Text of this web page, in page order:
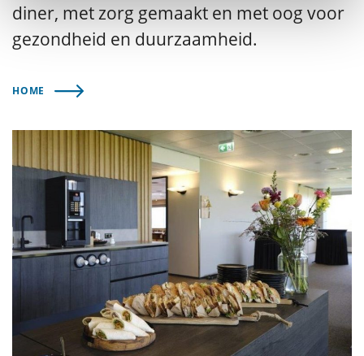
diner, met zorg gemaakt en met oog voor
gezondheid en duurzaamheid.
HOME